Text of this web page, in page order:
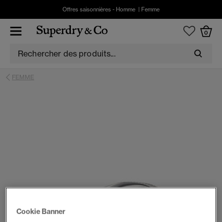
Offres saisonnières - Homme Femme
0
FEMME
Cookie Banner